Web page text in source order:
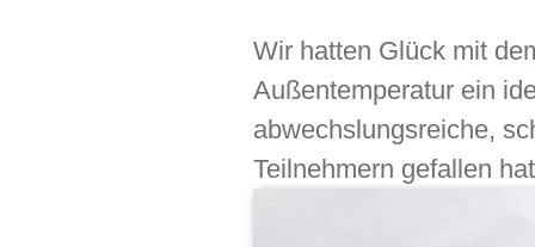
Wir hatten Glück mit
Außentemperatur ein
abwechslungsreiche,
Teilnehmern gefallen